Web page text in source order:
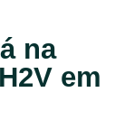
na
em